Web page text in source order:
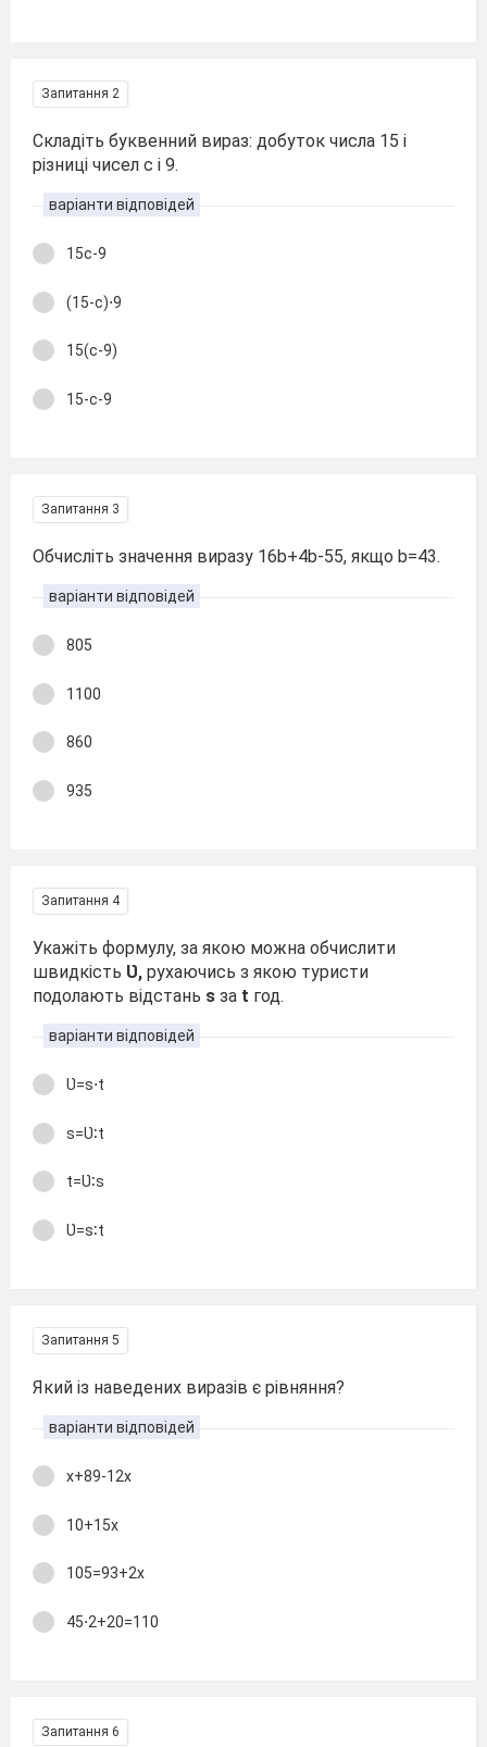
Запитання 2
Складіть буквенний вираз: добуток числа 15 і
різниці чисел с і 9.
варіанти відповідей
15с-9
(15-с)⋅9
15(с-9)
15-с-9
Запитання 3
Обчисліть значення виразу 16b+4b-55, якщо b=43.
варіанти відповідей
805
1100
860
935
Запитання 4
Укажіть формулу, за якою можна обчислити
швидкість Ʋ, рухаючись з якою туристи
подолають відстань s за t год.
варіанти відповідей
Ʋ=s⋅t
s=Ʋ∶t
t=Ʋ∶s
Ʋ=s∶t
Запитання 5
Який із наведених виразів є рівняння?
варіанти відповідей
х+89-12х
10+15х
105=93+2х
45⋅2+20=110
Запитання 6